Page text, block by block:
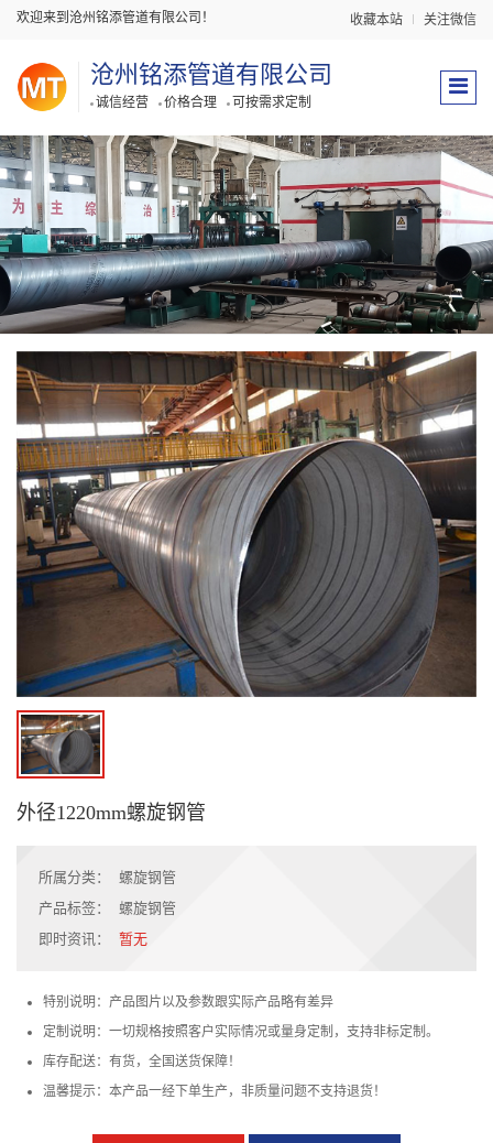
欢迎来到沧州铭添管道有限公司！ 收藏本站 关注微信
沧州铭添管道有限公司
诚信经营 价格合理 可按需求定制
外径1220mm螺旋钢管
所属分类：
螺旋钢管
产品标签：
螺旋钢管
即时资讯：
暂无
特别说明：产品图片以及参数跟实际产品略有差异
定制说明：一切规格按照客户实际情况或量身定制，支持非标定制。
库存配送：有货，全国送货保障！
温馨提示：本产品一经下单生产，非质量问题不支持退货！